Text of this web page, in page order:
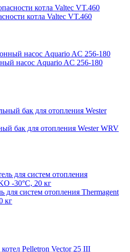
котла Valtec VT.460
насос Aquario AC 256-180
бак для отопления Wester WRV
для систем отопления Thermagent
кг